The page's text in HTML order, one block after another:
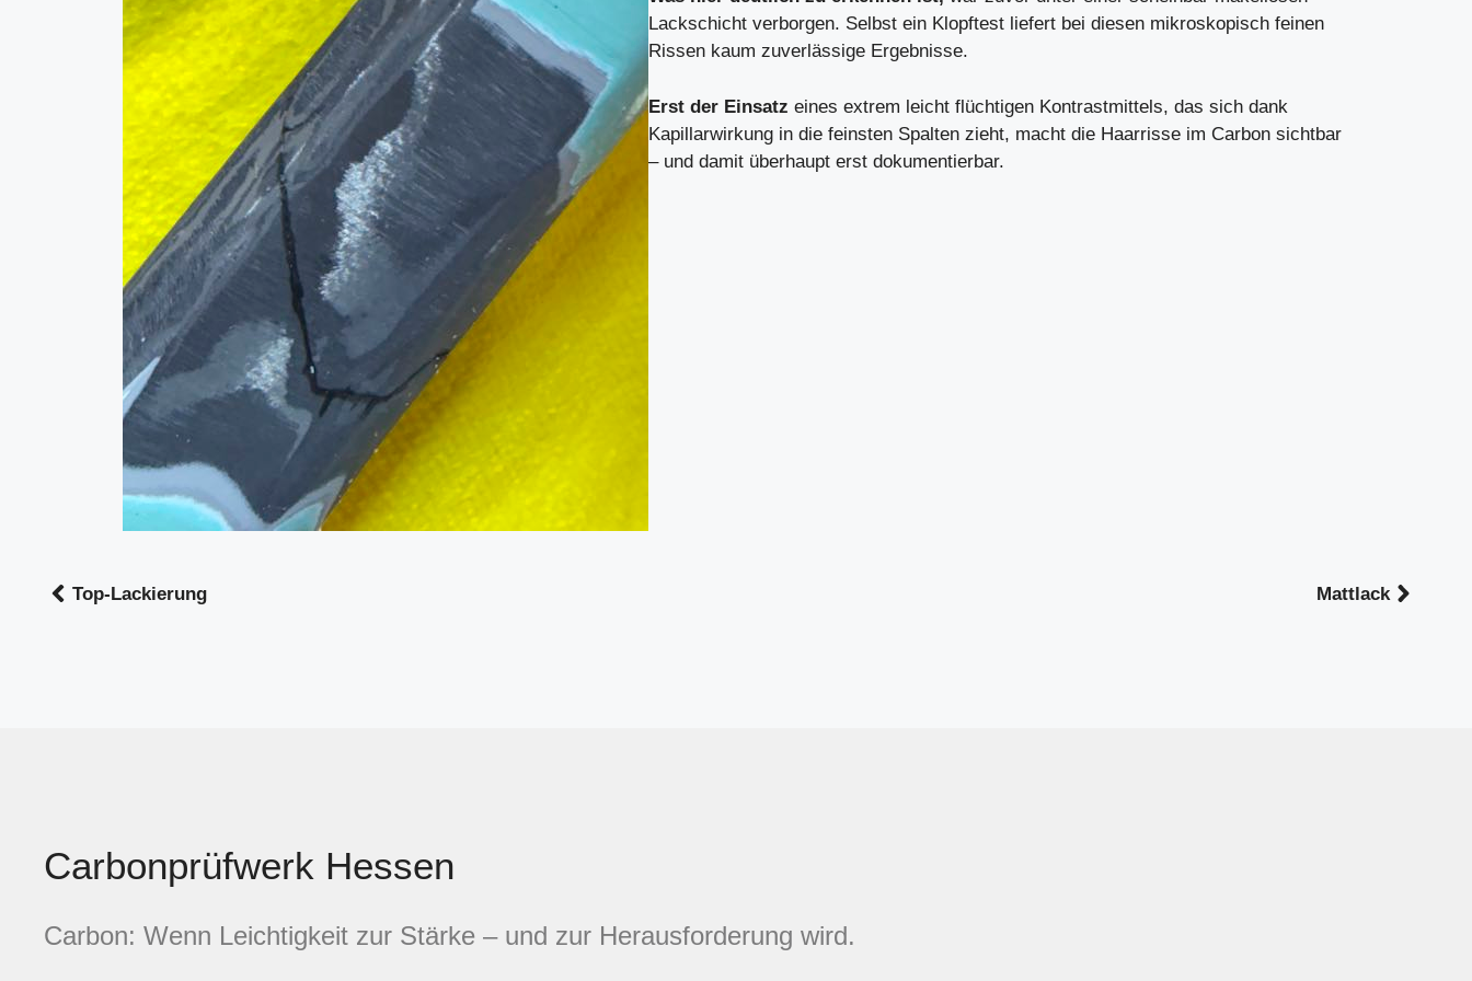
Lackschicht verborgen. Selbst ein Klopftest liefert bei diesen mikroskopisch feinen
Rissen kaum zuverlässige Ergebnisse.
Erst der Einsatz eines extrem leicht flüchtigen Kontrastmittels, das sich dank
Kapillarwirkung in die feinsten Spalten zieht, macht die Haarrisse im Carbon sichtbar
– und damit überhaupt erst dokumentierbar.
Top-Lackierung Mattlack
Carbonprüfwerk Hessen
Carbon: Wenn Leichtigkeit zur Stärke – und zur Herausforderung wird.